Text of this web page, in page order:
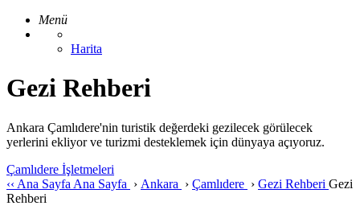
Menü
Harita
Gezi Rehberi
Ankara Çamlıdere'nin turistik değerdeki gezilecek görülecek
yerlerini ekliyor ve turizmi desteklemek için dünyaya açıyoruz.
Çamlıdere İşletmeleri
‹‹ Ana Sayfa Ana Sayfa › Ankara › Çamlıdere › Gezi Rehberi Gezi
Rehberi